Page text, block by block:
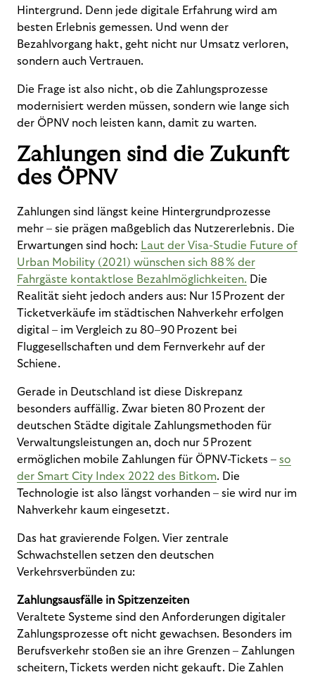
Hintergrund. Denn jede digitale Erfahrung wird am
besten Erlebnis gemessen. Und wenn der
Bezahlvorgang hakt, geht nicht nur Umsatz verloren,
sondern auch Vertrauen.
Die Frage ist also nicht, ob die Zahlungsprozesse
modernisiert werden müssen, sondern wie lange sich
der ÖPNV noch leisten kann, damit zu warten.
Zahlungen sind die Zukunft
des ÖPNV
Zahlungen sind längst keine Hintergrundprozesse
mehr – sie prägen maßgeblich das Nutzererlebnis. Die
Erwartungen sind hoch: Laut der Visa-Studie Future of
Urban Mobility (2021) wünschen sich 88 % der
Fahrgäste kontaktlose Bezahlmöglichkeiten. Die
Realität sieht jedoch anders aus: Nur 15 Prozent der
Ticketverkäufe im städtischen Nahverkehr erfolgen
digital – im Vergleich zu 80–90 Prozent bei
Fluggesellschaften und dem Fernverkehr auf der
Schiene.
Gerade in Deutschland ist diese Diskrepanz
besonders auffällig. Zwar bieten 80 Prozent der
deutschen Städte digitale Zahlungsmethoden für
Verwaltungsleistungen an, doch nur 5 Prozent
ermöglichen mobile Zahlungen für ÖPNV-Tickets – so
der Smart City Index 2022 des Bitkom. Die
Technologie ist also längst vorhanden – sie wird nur im
Nahverkehr kaum eingesetzt.
Das hat gravierende Folgen. Vier zentrale
Schwachstellen setzen den deutschen
Verkehrsverbünden zu:
Zahlungsausfälle in Spitzenzeiten
Veraltete Systeme sind den Anforderungen digitaler
Zahlungsprozesse oft nicht gewachsen. Besonders im
Berufsverkehr stoßen sie an ihre Grenzen – Zahlungen
scheitern, Tickets werden nicht gekauft. Die Zahlen